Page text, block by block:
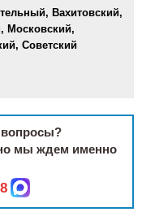
Вахитовский,
Московский,
Советский
мы ждем именно